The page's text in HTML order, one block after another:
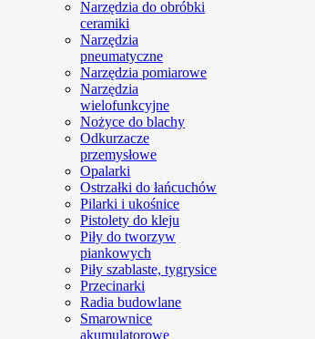
Narzędzia do obróbki
ceramiki
Narzędzia
pneumatyczne
Narzędzia pomiarowe
Narzędzia
wielofunkcyjne
Nożyce do blachy
Odkurzacze
przemysłowe
Opalarki
Ostrzałki do łańcuchów
Pilarki i ukośnice
Pistolety do kleju
Piły do tworzyw
piankowych
Piły szablaste, tygrysice
Przecinarki
Radia budowlane
Smarownice
akumulatorowe